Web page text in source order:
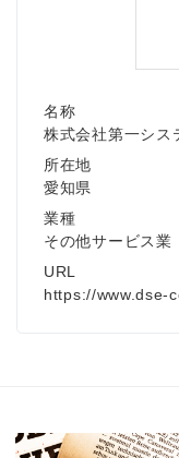
名称
株式会社第一シス
所在地
愛知県
業種
その他サービス業
URL
https://www.dse-